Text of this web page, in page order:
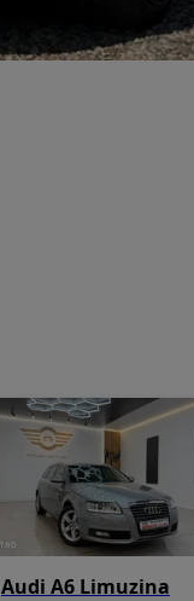
Audi A6 Limuzina